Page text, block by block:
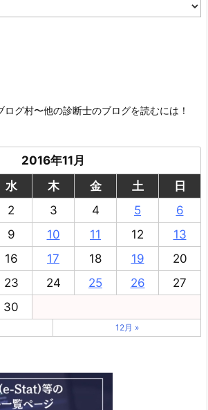
ログ村〜他の診断士のブログを読むには！
2016年11月
水 木 金 土
日
2 3 4 5
6
9 10 11 12
13
16 17 18 19
20
23 24 25 26
27
30
12月 »